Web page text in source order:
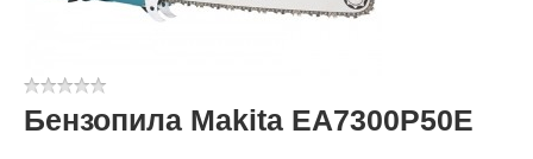
Бензопила Makita EA7300P50E